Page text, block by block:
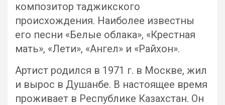
композитор таджикского
происхождения. Наиболее известны
его песни «Белые облака», «Крестная
мать», «Лети», «Ангел» и «Райхон».
Артист родился в 1971 г. в Москве, жил
и вырос в Душанбе. В настоящее время
проживает в Республике Казахстан. Он